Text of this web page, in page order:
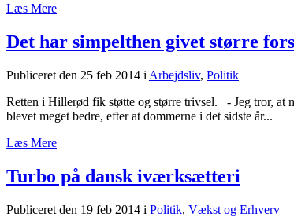
Læs Mere
Det har simpelthen givet større
Publiceret den 25 feb 2014 i Arbejdsliv, Politik
Retten i Hillerød fik støtte og større trivsel. - Jeg tror, at
blevet meget bedre, efter at dommerne i det sidste år...
Læs Mere
Turbo på dansk iværksætteri
Publiceret den 19 feb 2014 i Politik, Vækst og Erhverv